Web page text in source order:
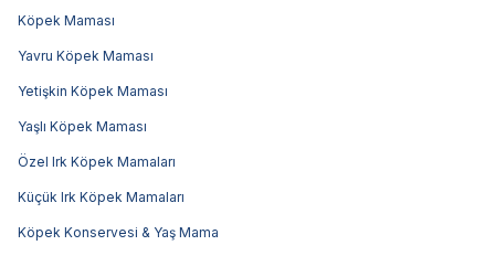
Köpek Maması
Yavru Köpek Maması
Yetişkin Köpek Maması
Yaşlı Köpek Maması
Özel Irk Köpek Mamaları
Küçük Irk Köpek Mamaları
Köpek Konservesi & Yaş Mama